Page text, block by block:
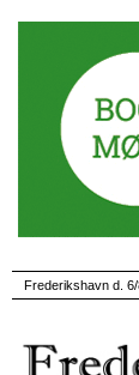
Frederikshavn d.